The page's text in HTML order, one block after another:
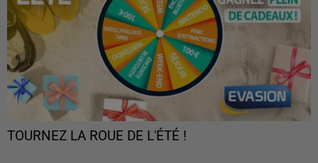
TOURNEZ LA ROUE DE L'ÉTÉ !